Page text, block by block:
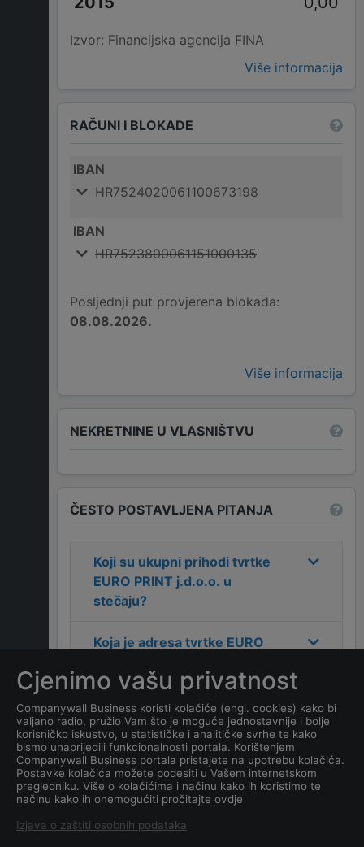
Izvor: Financijska agencija FINA
Više informacija
RAČUNI I BLOKADE
IBAN
HR7524020061100673198
IBAN
HR7523800061151000135
Posljednji put provjerena blokada:
08.08.2026.
Više informacija
NEKRETNINE U VLASNIŠTVU
ČESTO POSTAVLJENA PITANJA
Koji su ukupni prihodi tvrtke
EURO PRINT j.d.o.o. u
stečaju?
Koja je adresa tvrtke EURO
Koji je kontakt tvrtkeEURO
PRINT j.d.o.o. u stečaju?
Koji je datum osnivanja
tvrtkeEURO PRINT j.d.o.o. u
stečaju?
Cjenimo vašu privatnost
Companywall Business koristi kolačiće (engl. cookies) kako bi
valjano radio, pružio Vam što je moguće jednostavnije i bolje
korisničko iskustvo, u statističke i analitičke svrhe te kako
bismo unaprijedili funkcionalnosti portala. Korištenjem
Companywall Business portala pristajete na upotrebu kolačića.
Postavke kolačića možete podesiti u Vašem internetskom
pregledniku. Više o kolačićima i načinu kako ih koristimo te
načinu kako ih onemogućiti pročitajte ovdje
Izjava o zaštiti osobnih podataka